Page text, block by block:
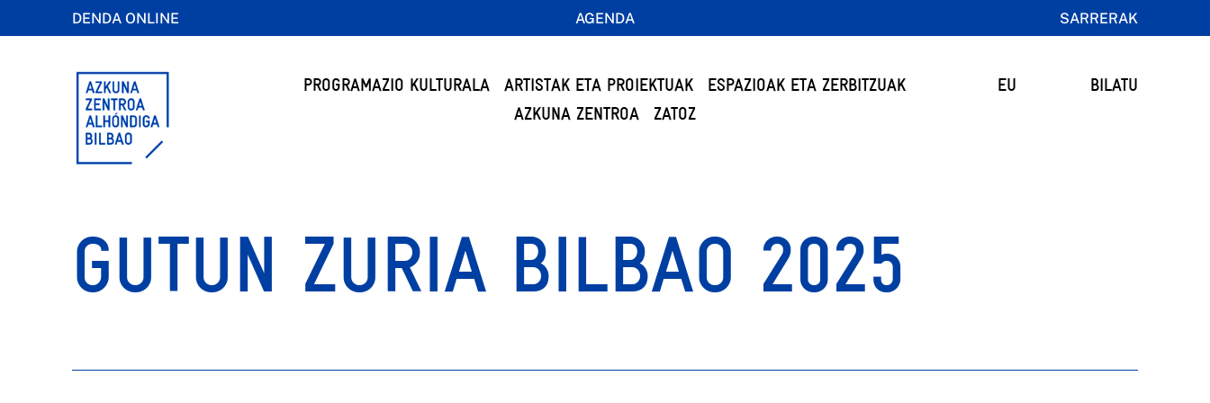
DENDA ONLINE AGENDA SARRERAK
PROGRAMAZIO KULTURALA ARTISTAK ETA PROIEKTUAK
ESPAZIOAK ETA ZERBITZUAK
AZKUNA ZENTROA
ZATOZ
EU BILATU
GUTUN ZURIA BILBAO 2025